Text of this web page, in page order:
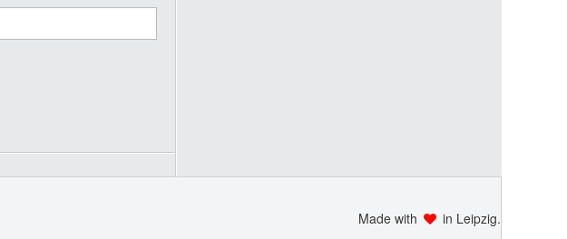
Made with
in Leipzig.